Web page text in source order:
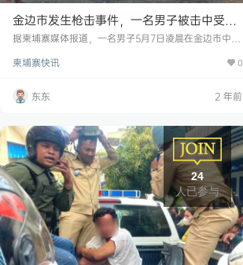
金边市发生枪击事件，一名男子被击中受重
伤，枪手连向警方开6枪！
据柬埔寨媒体报道，一名男子5月7日凌晨在金边市中心
开枪，最终被逮捕。 当天凌晨2时左右，一名枪手在隆
不明，造成其中一人受重伤，被立即送往医院，而枪手
作案后逃往雷西郊区。 与此同时，接到报警的金边警察
藏身的一处出租屋。在抓捕过程中，枪手拒捕，连续向
警察开了…
柬埔寨快讯 0
东东 2 年前
24
人已参与